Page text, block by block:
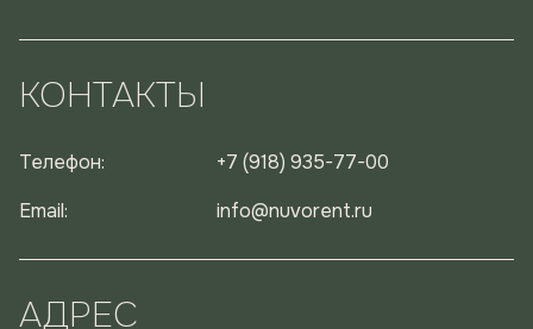
КОНТАКТЫ
Телефон:
+7 (918) 935-77-00
Email:
info@nuvorent.ru
АДРЕС